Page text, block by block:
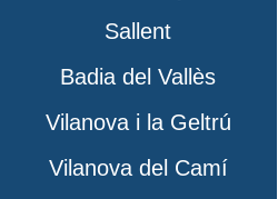
Sallent
Badia del Vallès
Vilanova i la Geltrú
Vilanova del Camí